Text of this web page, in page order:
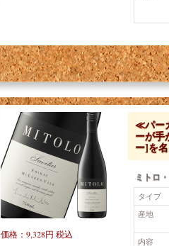
≪パー
ーが手
ー]を
ミトロ
タイプ
産地
内容
価格：9,328円 税込